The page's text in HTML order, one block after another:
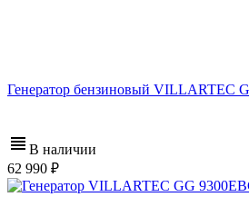
Генератор бензиновый VILLARTEC
В наличии
62 990